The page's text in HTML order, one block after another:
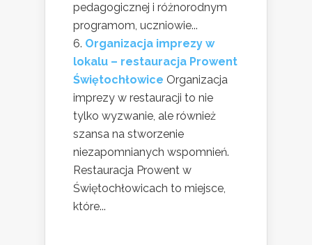
pedagogicznej i różnorodnym
programom, uczniowie...
Organizacja imprezy w
lokalu – restauracja Prowent
Świętochłowice Organizacja
imprezy w restauracji to nie
tylko wyzwanie, ale również
szansa na stworzenie
niezapomnianych wspomnień.
Restauracja Prowent w
Świętochłowicach to miejsce,
które...